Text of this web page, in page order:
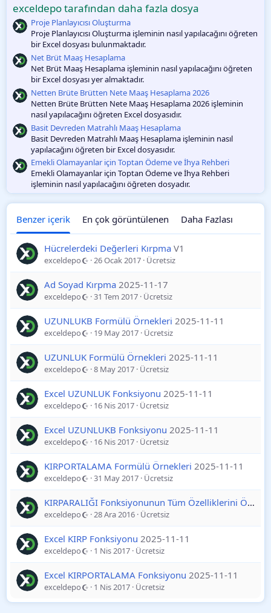
0
O
y
l
a
m
a
exceldepo tarafından daha fazla dosya
Proje Planlayıcısı Oluşturma
Proje Planlayıcısı Oluşturma işleminin nasıl yapılacağını öğreten
bir Excel dosyası bulunmaktadır.
Net Brüt Maaş Hesaplama
Net Brüt Maaş Hesaplama işleminin nasıl yapılacağını öğreten
bir Excel dosyası yer almaktadır.
Netten Brüte Brütten Nete Maaş Hesaplama 2026
Netten Brüte Brütten Nete Maaş Hesaplama 2026 işleminin
nasıl yapılacağını öğreten Excel dosyasıdır.
Basit Devreden Matrahlı Maaş Hesaplama
Basit Devreden Matrahlı Maaş Hesaplama işleminin nasıl
yapılacağını öğreten bir Excel dosyasıdır.
Emekli Olamayanlar için Toptan Ödeme ve İhya Rehberi
Emekli Olamayanlar için Toptan Ödeme ve İhya Rehberi
işleminin nasıl yapılacağını öğreten dosyadır.
Benzer içerik En çok görüntülenen Daha Fazlası
Hücrelerdeki Değerleri Kırpma V1
exceldepo 26 Ocak 2017 Ücretsiz
Ad Soyad Kırpma 2025-11-17
exceldepo 31 Tem 2017 Ücretsiz
UZUNLUKB Formülü Örnekleri 2025-11-11
exceldepo 19 May 2017 Ücretsiz
UZUNLUK Formülü Örnekleri 2025-11-11
exceldepo 8 May 2017 Ücretsiz
Excel UZUNLUK Fonksiyonu 2025-11-11
exceldepo 16 Nis 2017 Ücretsiz
Excel UZUNLUKB Fonksiyonu 2025-11-11
exceldepo 16 Nis 2017 Ücretsiz
KIRPORTALAMA Formülü Örnekleri 2025-11-11
exceldepo 31 May 2017 Ücretsiz
KIRPARALIĞI Fonksiyonunun Tüm Özelliklerini Öğrenme
exceldepo 28 Ara 2016 Ücretsiz
Excel KIRP Fonksiyonu 2025-11-11
exceldepo 1 Nis 2017 Ücretsiz
Excel KIRPORTALAMA Fonksiyonu 2025-11-11
exceldepo 1 Nis 2017 Ücretsiz